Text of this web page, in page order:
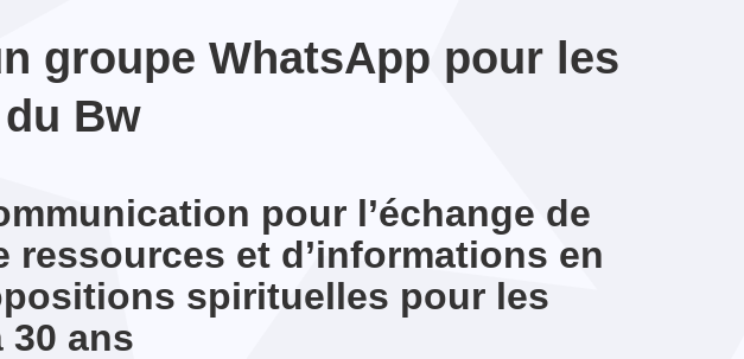
Programme 2026-
2027
Parcours Kairos 18-35
ans… Kézako?
Dossier Vacances ⛱️
🏝️😎
Camp Bible au Fil
avec les Religieuses
de l’Assomption
Debout les gars !
21-08-2023
Spes Belgique
Croisillon
Accompagnement
spirituel
Liens
groupe WhatsApp pour les
Bw
pour l’échange de
ressources et d’informations en
spirituelles pour les
30 ans